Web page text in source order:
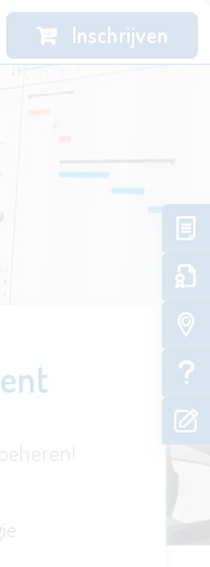
Inschrijven